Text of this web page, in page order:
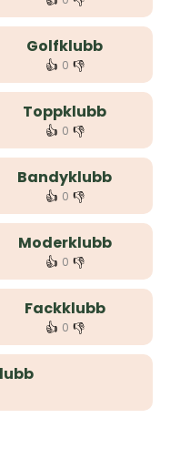
Golfklubb
👍 0 👎
Toppklubb
👍 0 👎
Bandyklubb
👍 0 👎
Moderklubb
👍 0 👎
Fackklubb
👍 0 👎